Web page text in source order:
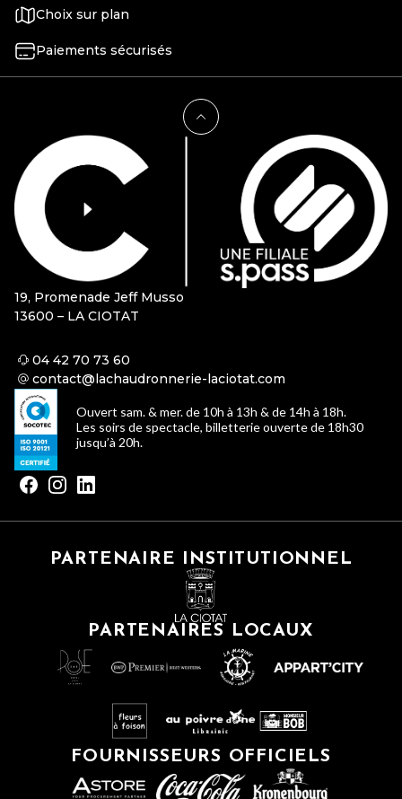
Choix sur plan
Paiements sécurisés
19, Promenade Jeff Musso
13600 – LA CIOTAT
04 42 70 73 60
contact@lachaudronnerie-laciotat.com
Ouvert sam. & mer. de 10h à 13h & de 14h à 18h.
Les soirs de spectacle, billetterie ouverte de 18h30
jusqu’à 20h.
PARTENAIRE INSTITUTIONNEL
PARTENAIRES LOCAUX
FOURNISSEURS OFFICIELS